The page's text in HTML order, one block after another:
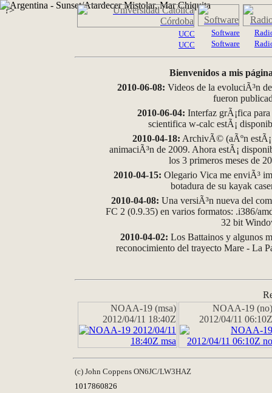
?>
UCC
UCC
Software
Software
Bienvenidos a mis
2010-06-08: Videos de la evoluciÃ³n
fueron
2010-06-04: Interfaz grÃ¡fica
scientifica w-calc estÃ¡
2010-04-18: ArchivÃ© (aÃºn
animaciÃ³n de 2009. Ahora estÃ¡
los 3 primeros meses de
2010-04-15: Olegario Vica me enviÃ³
botadura de su kayak
2010-04-08: Una versiÃ³n nueva del
FC 2 (0.9.35) en varios formatos: .i386/
32 bit
2010-04-02: Los Battainos y algunos
reconocimiento del trayecto Mare - La
NOAA-19 (msa)
2012/04/11 18:40Z
NOAA-19 (no)
2012/04/11 06:10Z
(c) John Coppens ON6JC/LW3HAZ
1017860826